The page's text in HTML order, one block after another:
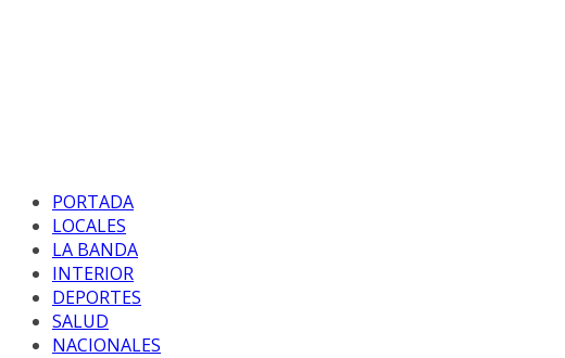
PORTADA
LOCALES
LA BANDA
INTERIOR
DEPORTES
SALUD
NACIONALES